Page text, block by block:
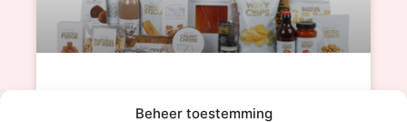
Beheer toestemming